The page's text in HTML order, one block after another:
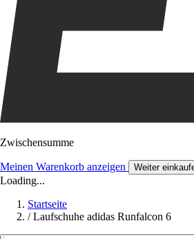
Zwischensumme
Meinen Warenkorb anzeigen Weiter
Loading...
Startseite
/ Laufschuhe adidas Runfalcon 6